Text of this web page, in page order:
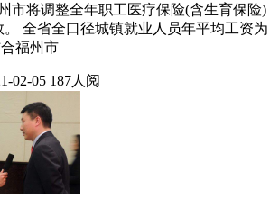
市将调整全年职工医疗保险(含生育保险)
全省全口径城镇就业人员年平均工资为
福州市
02-05 187人阅